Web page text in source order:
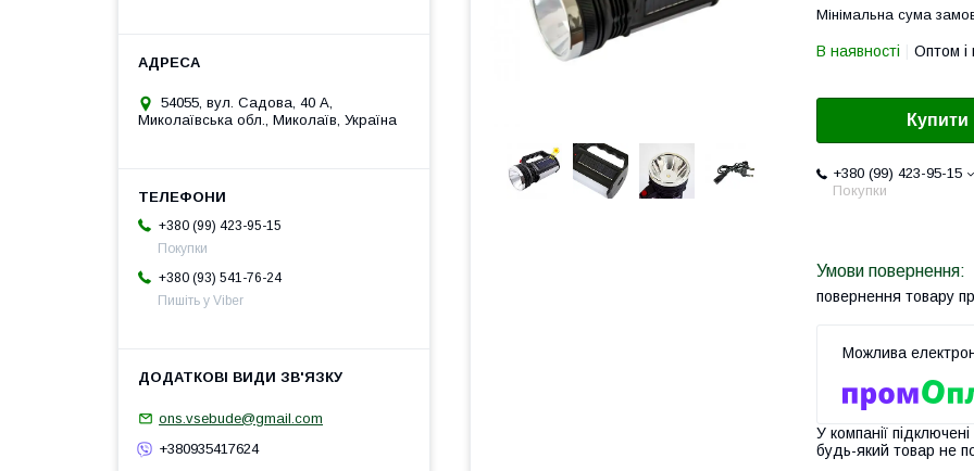
Мінімальна сума
В наявності Оптом і
Купити
+380 (99) 423-95-15
Покупки
повернення товару
У компанії
будь-який товар не
54055, вул. Садова, 40 А,
Миколаївська обл., Миколаїв, Україна
+380 (99) 423-95-15
Покупки
+380 (93) 541-76-24
Пишіть у Viber
ons.vsebude@gmail.com
+380935417624